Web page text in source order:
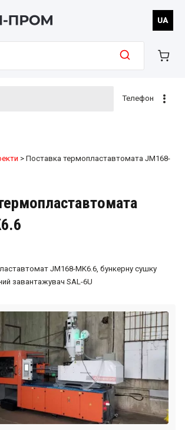
UA
Телефон
> Поставка термопластавтомата JM168-
JM168-MK6.6, бункерну сушку
завантажувач SAL-6U